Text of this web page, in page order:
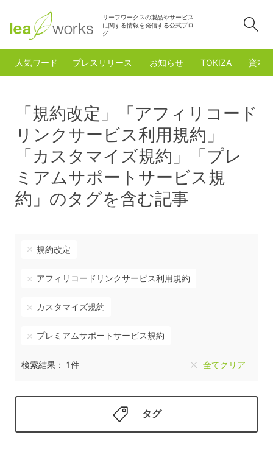
リーフワークスの製品やサービス
に関する情報を発信する公式ブロ
グ
人気ワード プレスリリース お知らせ TOKIZA 資本
「規約改定」「アフィリコード
リンクサービス利用規約」
「カスタマイズ規約」「プレ
ミアムサポートサービス規
約」のタグを含む記事
規約改定
アフィリコードリンクサービス利用規約
カスタマイズ規約
プレミアムサポートサービス規約
検索結果： 1件 全てクリア
タグ